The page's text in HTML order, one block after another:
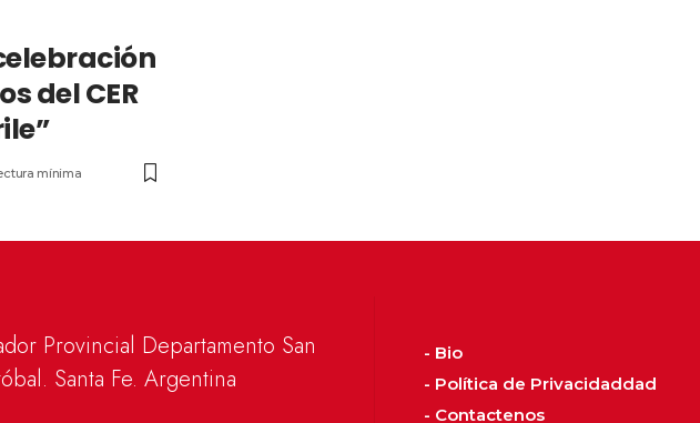
del CER
mínima
Provincial Departamento San
Santa Fe. Argentina
- Bio
- Política de Privacidaddad
- Contactenos